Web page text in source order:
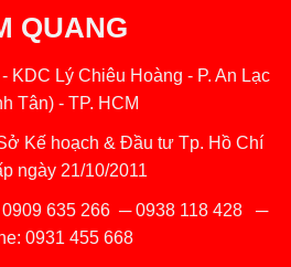
QUANG
KDC Lý Chiêu Hoàng - P. An Lạc
Tân) - TP. HCM
Kế hoạch & Đầu tư Tp. Hồ Chí
ngày 21/10/2011
0909 635 266─0938 118 428─
0931 455 668